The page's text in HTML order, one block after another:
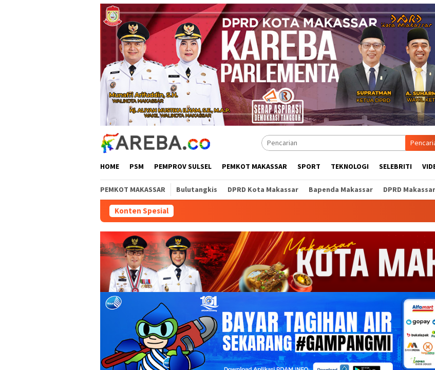
HOME PSM PEMPROV SULSEL PEMKOT MAKASSAR SPORT TEKNOLOGI SELEBRITI
PEMKOT MAKASSAR Bulutangkis DPRD Kota Makassar Bapenda Makassar DPRD Makassar
Konten Spesial